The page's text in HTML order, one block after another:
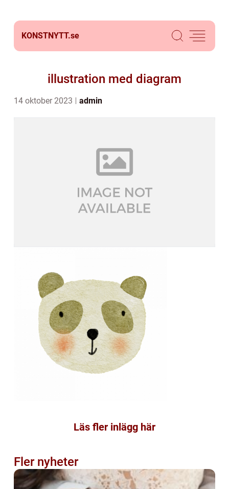
KONSTNYTT.se
illustration med diagram
14 oktober 2023 admin
Läs fler inlägg här
Fler nyheter